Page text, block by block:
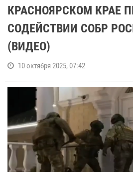
КРАСНОЯРСКОМ КРАЕ
СОДЕЙСТВИИ СОБР
(ВИДЕО)
10 октября 2025, 07:42